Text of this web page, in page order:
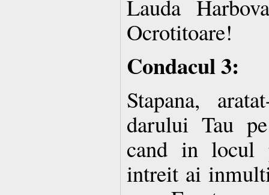
Lauda
Ocrotitoare!
Condacul 3:
Stapana,
darului Tau
cand in locul
intreit ai